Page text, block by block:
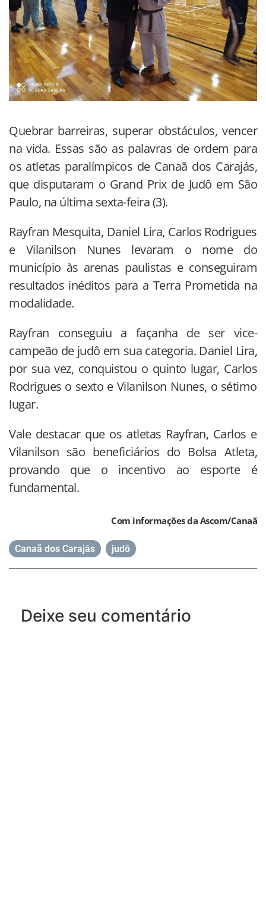
Quebrar barreiras, superar obstáculos, vencer
na vida. Essas são as palavras de ordem para
os atletas paralímpicos de Canaã dos Carajás,
que disputaram o Grand Prix de Judô em São
Paulo, na última sexta-feira (3).
Rayfran Mesquita, Daniel Lira, Carlos Rodrigues
e Vilanilson Nunes levaram o nome do
município às arenas paulistas e conseguiram
resultados inéditos para a Terra Prometida na
modalidade.
Rayfran conseguiu a façanha de ser vice-
campeão de judô em sua categoria. Daniel Lira,
por sua vez, conquistou o quinto lugar, Carlos
Rodrigues o sexto e Vilanilson Nunes, o sétimo
lugar.
Vale destacar que os atletas Rayfran, Carlos e
Vilanilson são beneficiários do Bolsa Atleta,
provando que o incentivo ao esporte é
fundamental.
Com informações da Ascom/Canaã
Canaã dos Carajás judô
Deixe seu comentário